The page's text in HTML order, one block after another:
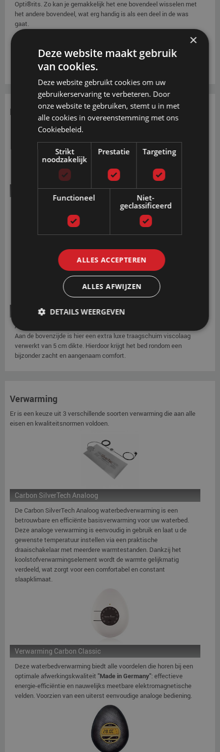
Opti®rits. Zo kan je gemakkelijk het ene bovendeel wisselen met
het andere bovendeel, wat erg handig is als een deel in de was
gaat.
Foamranden
Softside HR RG40
De HR40-schuim foambalken en extra balkbevestiging zijn met
een ventilerende non-woven laag bekleed. Hierdoor blijft het model
altijd in prima staat en worden het comfort en de warmte-isolatie
geoptimaliseerd.
Softside HR RG40 + Visco
Als extra optie kan gekozen worden voor de softside soft-instap.
Aan de bovenzijde is hier een extra luxe traagschuim viscolaag
verwerkt van 5 cm dikte. Hierdoor krijgt het bed rondom een
bijzonder zacht en aangenaam comfort.
Verwarming
Er is een keuze uit 3 verschillende soorten verwarming die aan alle
eisen en kwaliteitsnormen voldoen.
Carbon SilverTech Analoog
De Carbon SilverTech Analoog waterbedverwarming is een
betrouwbare en efficiënte basisverwarming voor uw waterbed.
Deze analoge verwarming is eenvoudig in gebruik en laat u de
gewenste temperatuur instellen via een praktische
draaischakelaar met meerdere warmtestanden. Dankzij het
koolstofverwarmingselement wordt de warmte gelijkmatig
verdeeld, wat zorgt voor een comfortabel en constant
slaapklimaat.
Verwarming Carbon Classic
Deze waterbedverwarming biedt alle voordelen die horen bij een
optimale afwerkingskwaliteit "Made in Germany": effectieve
energie-efficiëntie en nauwelijks meetbare elektromagnetische
velden. Voorzien van een uiterst eenvoudige analoge bediening.
×
Deze website maakt gebruik
van cookies.
Deze website gebruikt cookies om uw
gebruikerservaring te verbeteren. Door
onze website te gebruiken, stemt u in met
alle cookies in overeenstemming met ons
Cookiebeleid.
Strikt
noodzakelijk
Prestatie Targeting
Functioneel
Niet-
geclassificeerd
ALLES ACCEPTEREN
ALLES AFWIJZEN
DETAILS WEERGEVEN